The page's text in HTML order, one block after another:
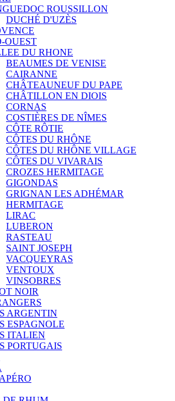
ROUSSILLON
DUCHÉ D'UZÈS
OUEST
DU RHONE
BEAUMES DE VENISE
CAIRANNE
CHÂTEAUNEUF DU PAPE
CHÂTILLON EN DIOIS
CORNAS
COSTIÈRES DE NÎMES
CÔTE RÔTIE
CÔTES DU RHÔNE
CÔTES DU RHÔNE VILLAGE
CÔTES DU VIVARAIS
CROZES HERMITAGE
GIGONDAS
GRIGNAN LES ADHÉMAR
HERMITAGE
LIRAC
LUBERON
RASTEAU
SAINT JOSEPH
VACQUEYRAS
VENTOUX
VINSOBRES
NOIR
ARGENTIN
ESPAGNOLE
ITALIEN
PORTUGAIS